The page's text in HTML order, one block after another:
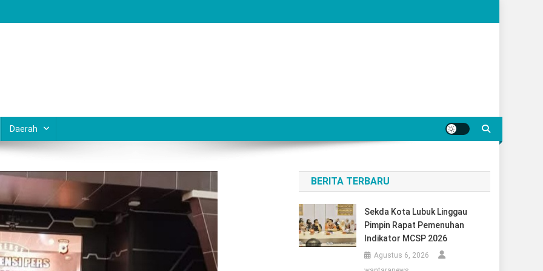
Daerah
BERITA TERBARU
Sekda Kota Lubuk Linggau
Pimpin Rapat Pemenuhan
Indikator MCSP 2026
Agustus 6, 2026